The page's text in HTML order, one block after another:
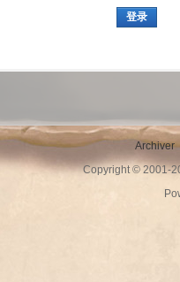
登录
Archiver
Copyright © 2001-